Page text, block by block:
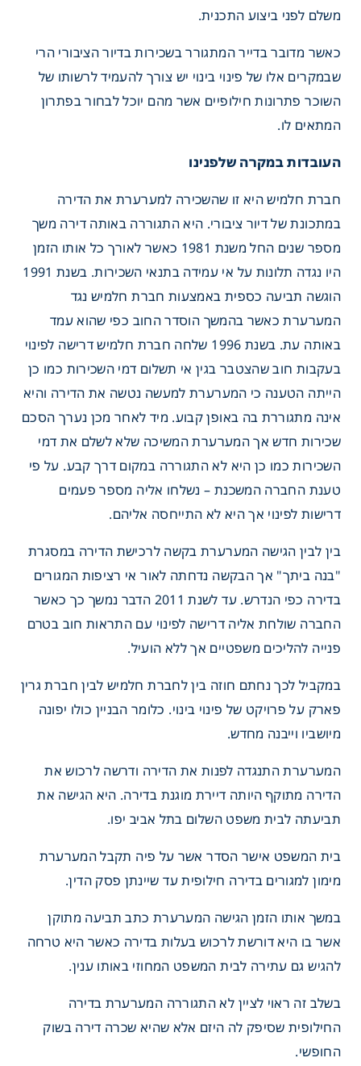
משלם לפני ביצוע התכנית.
כאשר מדובר בדייר המתגורר בשכירות בדיור הציבורי הרי
שבמקרים אלו של פינוי בינוי יש צורך להעמיד לרשותו של
השוכר פתרונות חילופיים אשר מהם יוכל לבחור בפתרון
המתאים לו.
העובדות במקרה שלפנינו
חברת חלמיש היא זו שהשכירה למערערת את הדירה
במתכונת של דיור ציבורי. היא התגוררה באותה דירה משך
מספר שנים החל משנת 1981 כאשר לאורך כל אותו הזמן
היו נגדה תלונות על אי עמידה בתנאי השכירות. בשנת 1991
הוגשה תביעה כספית באמצעות חברת חלמיש נגד
המערערת כאשר בהמשך הוסדר החוב כפי שהוא עמד
באותה עת. בשנת 1996 שלחה חברת חלמיש דרישה לפינוי
בעקבות חוב שהצטבר בגין אי תשלום דמי השכירות כמו כן
הייתה הטענה כי המערערת למעשה נטשה את הדירה והיא
אינה מתגוררת בה באופן קבוע. מיד לאחר מכן נערך הסכם
שכירות חדש אך המערערת המשיכה שלא לשלם את דמי
השכירות כמו כן היא לא התגוררה במקום דרך קבע. על פי
טענת החברה המשכנת – נשלחו אליה מספר פעמים
דרישות לפינוי אך היא לא התייחסה אליהם.
בין לבין הגישה המערערת בקשה לרכישת הדירה במסגרת
"בנה ביתך" אך הבקשה נדחתה לאור אי רציפות המגורים
בדירה כפי הנדרש. עד לשנת 2011 הדבר נמשך כך כאשר
החברה שולחת אליה דרישה לפינוי עם התראות חוב בטרם
פנייה להליכים משפטיים אך ללא הועיל.
במקביל לכך נחתם חוזה בין לחברת חלמיש לבין חברת גרין
פארק על פרויקט של פינוי בינוי. כלומר הבניין כולו יפונה
מיושביו וייבנה מחדש.
המערערת התנגדה לפנות את הדירה ודרשה לרכוש את
הדירה מתוקף היותה דיירת מוגנת בדירה. היא הגישה את
תביעתה לבית משפט השלום בתל אביב יפו.
בית המשפט אישר הסדר אשר על פיה תקבל המערערת
מימון למגורים בדירה חילופית עד שיינתן פסק הדין.
במשך אותו הזמן הגישה המערערת כתב תביעה מתוקן
אשר בו היא דורשת לרכוש בעלות בדירה כאשר היא טרחה
להגיש גם עתירה לבית המשפט המחוזי באותו ענין.
בשלב זה ראוי לציין לא התגוררה המערערת בדירה
החילופית שסיפק לה היזם אלא שהיא שכרה דירה בשוק
החופשי.